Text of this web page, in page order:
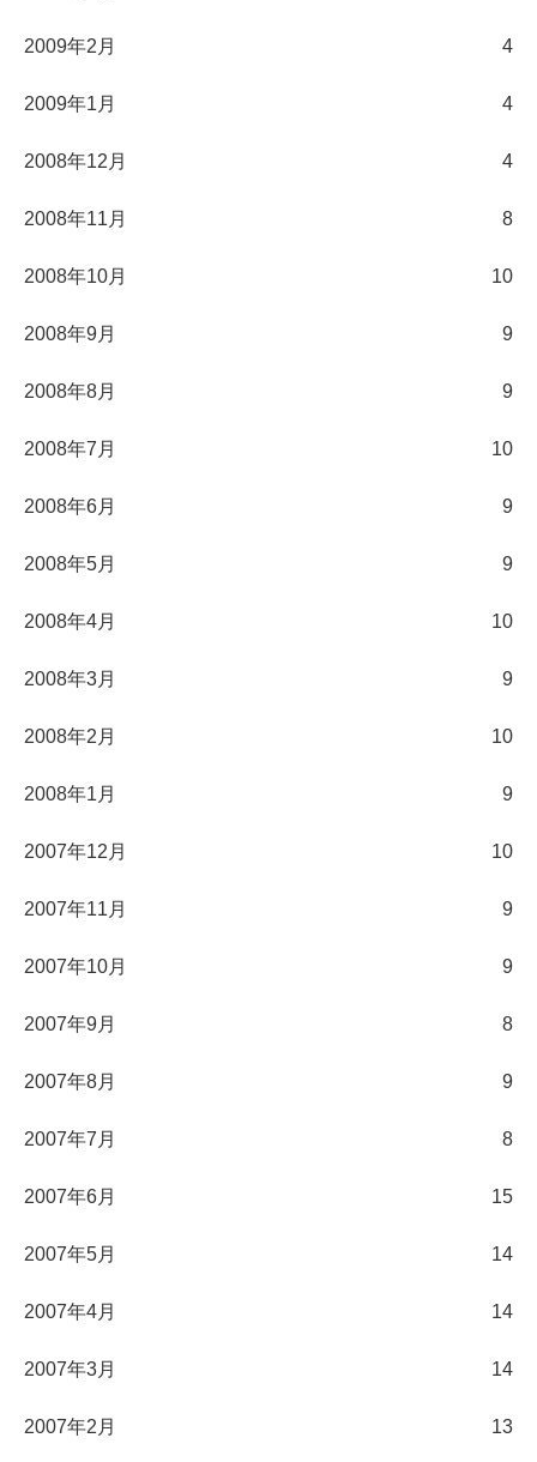
2009年2月 4
2009年1月 4
2008年12月 4
2008年11月 8
2008年10月 10
2008年9月 9
2008年8月 9
2008年7月 10
2008年6月 9
2008年5月 9
2008年4月 10
2008年3月 9
2008年2月 10
2008年1月 9
2007年12月 10
2007年11月 9
2007年10月 9
2007年9月 8
2007年8月 9
2007年7月 8
2007年6月 15
2007年5月 14
2007年4月 14
2007年3月 14
2007年2月 13